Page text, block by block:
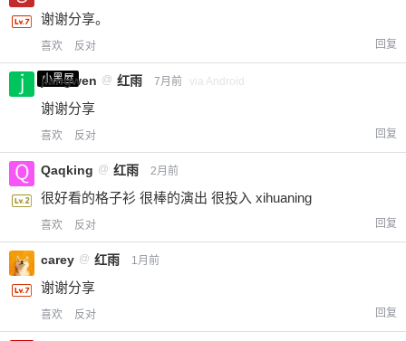
谢谢分享。
喜欢 反对 回复
小黑屋
jiangwen @ 红雨 7月前 via Android
谢谢分享
喜欢 反对 回复
Qaqking @ 红雨 2月前
很好看的格子衫 很棒的演出 很投入 xihuaning
喜欢 反对 回复
carey @ 红雨 1月前
谢谢分享
喜欢 反对 回复